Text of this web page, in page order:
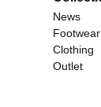
News
Footwear
Clothing
Outlet